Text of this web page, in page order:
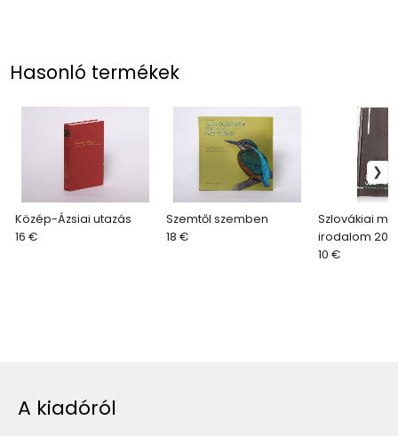
Hasonló termékek
Közép-Ázsiai utazás
16 €
Szemtől szemben
18 €
Szlovákiai
irodalom 2017
10 €
A kiadóról